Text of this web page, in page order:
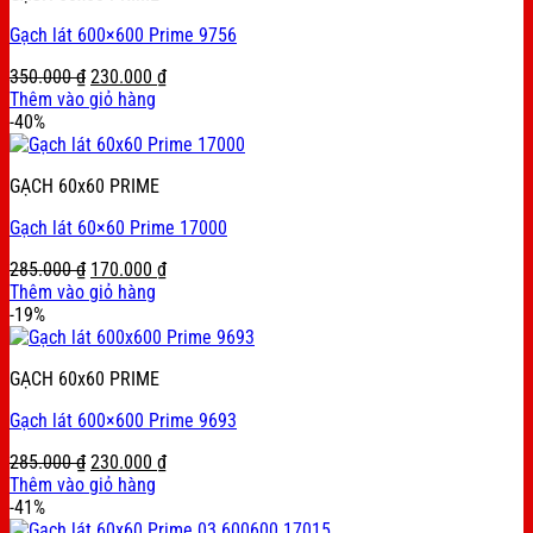
Gạch lát 600×600 Prime 9756
350.000₫ Original
price
350.000 ₫.
230.000 ₫Current
230.000 ₫.
Thêm vào giỏ hàng
-40%
GẠCH 60x60 PRIME
Gạch lát 60×60 Prime 17000
285.000₫ Original
price
285.000 ₫.
170.000 ₫Current
170.000 ₫.
Thêm vào giỏ hàng
-19%
GẠCH 60x60 PRIME
Gạch lát 600×600 Prime 9693
285.000₫ Original
price
230.000 ₫Current
Thêm vào giỏ hàng
-41%